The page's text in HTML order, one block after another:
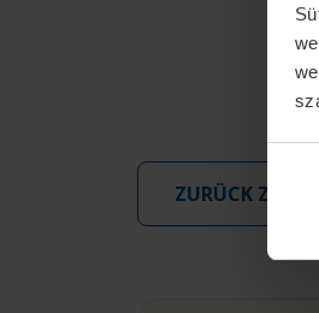
ZURÜCK ZUR